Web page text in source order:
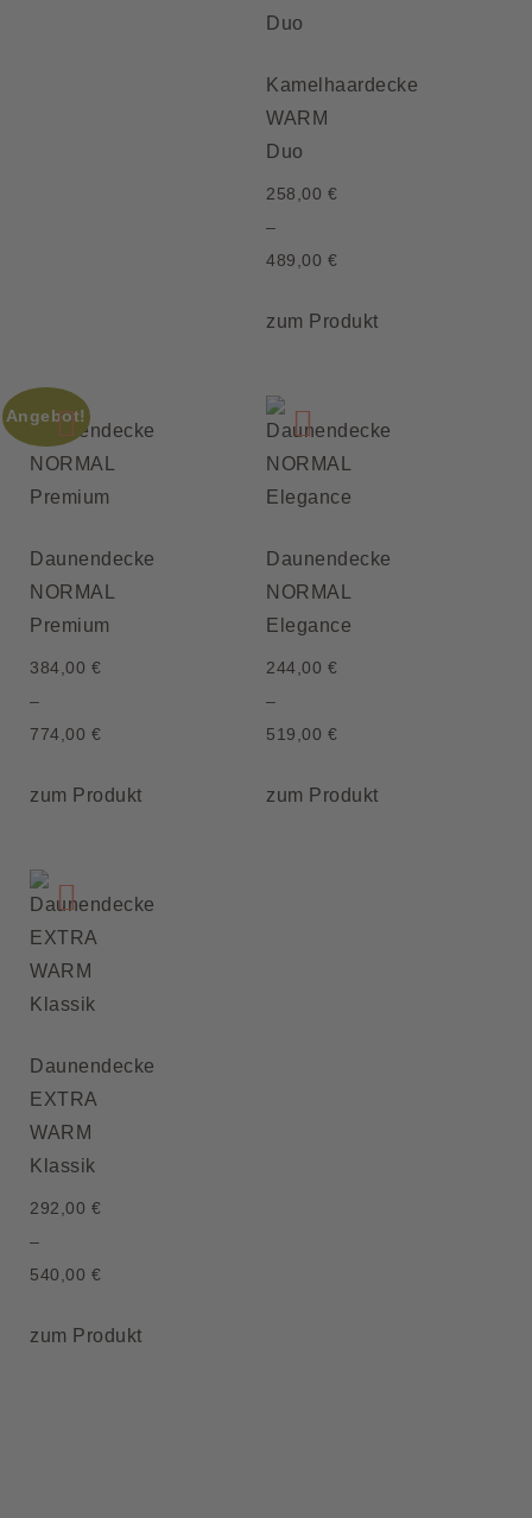
Kamelhaardecke
WARM
Duo
258,00 €
–
489,00 €
zum Produkt
Angebot!
Daunendecke
NORMAL
Premium
384,00 €
–
774,00 €
zum Produkt
Daunendecke
NORMAL
Elegance
244,00 €
–
519,00 €
zum Produkt
Daunendecke
EXTRA
WARM
Klassik
292,00 €
–
540,00 €
zum Produkt